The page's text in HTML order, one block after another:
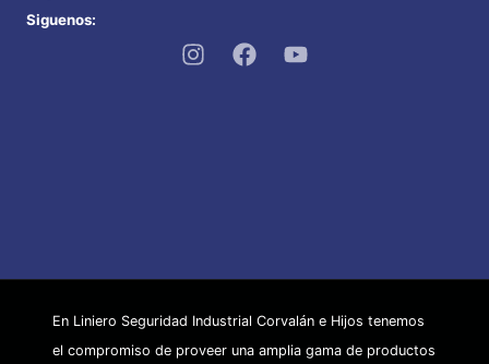
Siguenos:
En Liniero Seguridad Industrial Corvalán e Hijos tenemos
el compromiso de proveer una amplia gama de productos